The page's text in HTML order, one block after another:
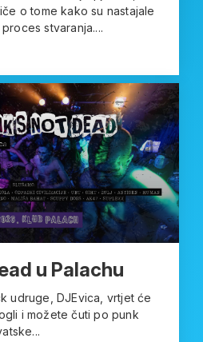
o tome kako su nastajale
stvaranja....
u Palachu
udruge, DJEvica, vrtjet će
i možete čuti po punk